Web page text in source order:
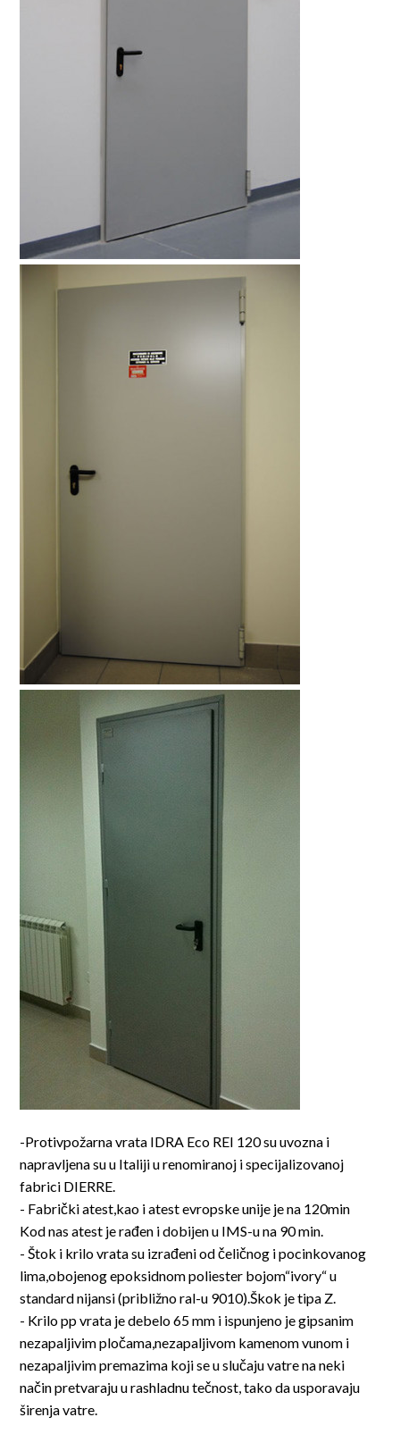
-Protivpožarna vrata IDRA Eco REI 120 su uvozna i
napravljena su u Italiji u renomiranoj i specijalizovanoj
fabrici DIERRE.
- Fabrički atest,kao i atest evropske unije je na 120min
Kod nas atest je rađen i dobijen u IMS-u na 90 min.
- Štok i krilo vrata su izrađeni od čeličnog i pocinkovanog
lima,obojenog epoksidnom poliester bojom“ivory“ u
standard nijansi (približno ral-u 9010).Škok je tipa Z.
- Krilo pp vrata je debelo 65 mm i ispunjeno je gipsanim
nezapaljivim pločama,nezapaljivom kamenom vunom i
nezapaljivim premazima koji se u slučaju vatre na neki
način pretvaraju u rashladnu tečnost, tako da usporavaju
širenja vatre.